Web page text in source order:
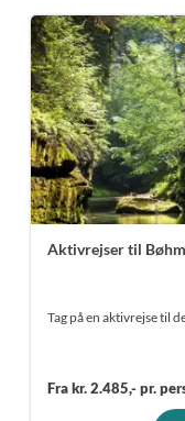
Aktivrejser til
Tag på en aktivrejse til
Fra kr. 2.485,- pr.